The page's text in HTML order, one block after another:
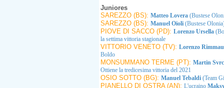
Juniores
SAREZZO (BS): Matteo Lovera (Bustese
SAREZZO (BS): Manuel Oioli (Bustese
PIOVE DI SACCO (PD): Lorenzo Ursella
la settima vittoria stagionale
VITTORIO VENETO (TV): Lorenzo
Boldo
MONSUMMANO TERME (PT): Martin
Ottiene la tredicesima vittoria del 2021
OSIO SOTTO (BG): Manuel Tebaldi (Team
PIANELLO DI OSTRA (AN): L'ucraino